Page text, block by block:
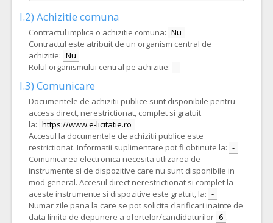
I.2) Achizitie comuna
Contractul implica o achizitie comuna: Nu
Contractul este atribuit de un organism central de
achizitie: Nu
Rolul organismului central pe achizitie: -
I.3) Comunicare
Documentele de achizitii publice sunt disponibile pentru
access direct, nerestrictionat, complet si gratuit
la: https://www.e-licitatie.ro
Accesul la documentele de achizitii publice este
restrictionat. Informatii suplimentare pot fi obtinute la: -
Comunicarea electronica necesita utlizarea de
instrumente si de dispozitive care nu sunt disponibile in
mod general. Accesul direct nerestrictionat si complet la
aceste instrumente si dispozitive este gratuit, la: -
Numar zile pana la care se pot solicita clarificari inainte de
data limita de depunere a ofertelor/candidaturilor 6 .